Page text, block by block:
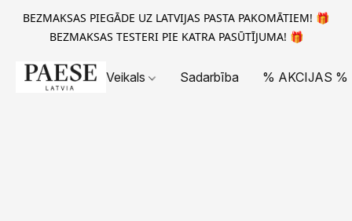
BEZMAKSAS PIEGĀDE UZ LATVIJAS PASTA PAKOMĀTIEM! 🎁
BEZMAKSAS TESTERI PIE KATRA PASŪTĪJUMA! 🎁
Veikals Sadarbība % AKCIJAS %